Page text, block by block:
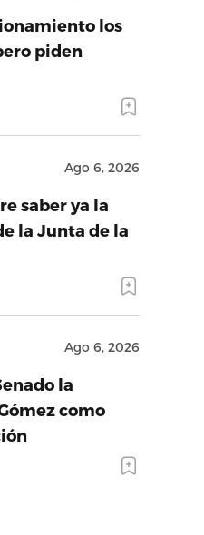
los
piden
Ago 6, 2026
saber ya la
la Junta de la
Ago 6, 2026
la
como